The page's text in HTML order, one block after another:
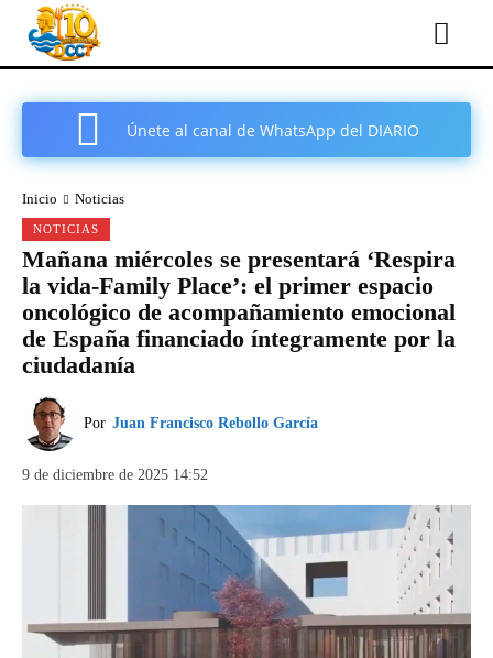
Únete al canal de WhatsApp del DIARIO
Inicio Noticias
NOTICIAS
Mañana miércoles se presentará ‘Respira
la vida-Family Place’: el primer espacio
oncológico de acompañamiento emocional
de España financiado íntegramente por la
ciudadanía
Por Juan Francisco Rebollo García
9 de diciembre de 2025 14:52